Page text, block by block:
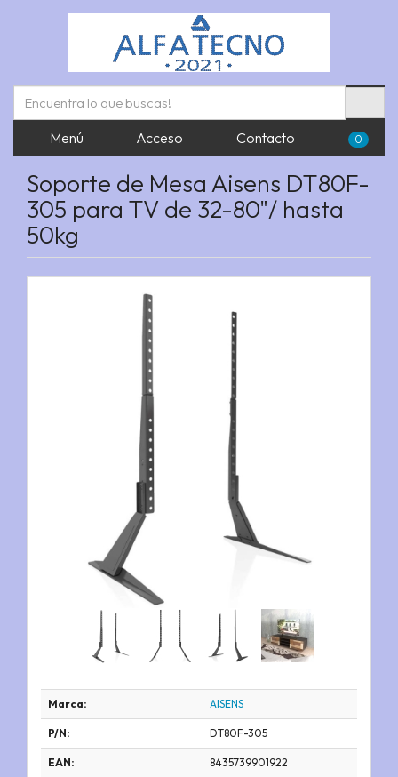
Menú Acceso Contacto 0
Soporte de Mesa Aisens DT80F-
305 para TV de 32-80"/ hasta
50kg
Marca: AISENS
P/N: DT80F-305
EAN: 8435739901922